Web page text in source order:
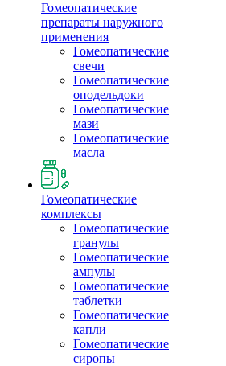
Гомеопатические
препараты наружного
применения
Гомеопатические
свечи
Гомеопатические
оподельдоки
Гомеопатические
мази
Гомеопатические
масла
Гомеопатические
комплексы
Гомеопатические
гранулы
Гомеопатические
ампулы
Гомеопатические
таблетки
Гомеопатические
капли
Гомеопатические
сиропы